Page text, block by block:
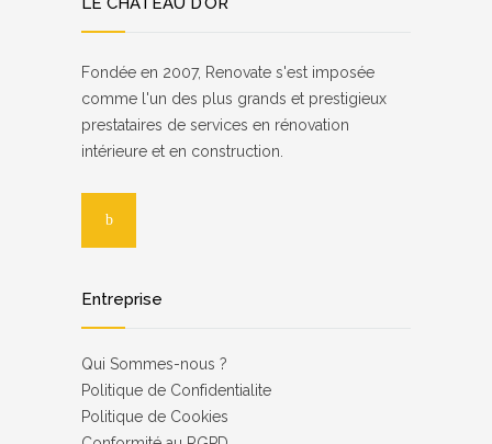
Fondée en 2007, Renovate s'est imposée
comme l'un des plus grands et prestigieux
prestataires de services en rénovation
intérieure et en construction.
Entreprise
Qui Sommes-nous ?
Роlіtіquе dе Соnfіdеntіаlіtе
Politique de Cookies